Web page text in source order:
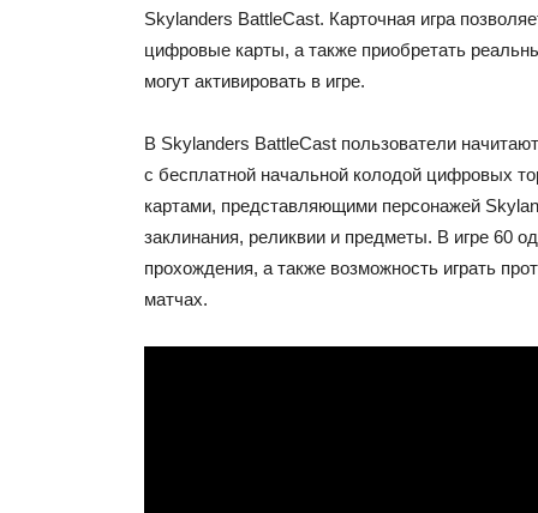
Skylanders BattleCast. Карточная игра
цифровые карты, а также приобретать
могут активировать в игре.
В Skylanders BattleCast пользователи начитают
с бесплатной начальной колодой цифровых
картами, представляющими персонажей
заклинания, реликвии и предметы. В игре 60
прохождения, а также возможность играть
матчах.